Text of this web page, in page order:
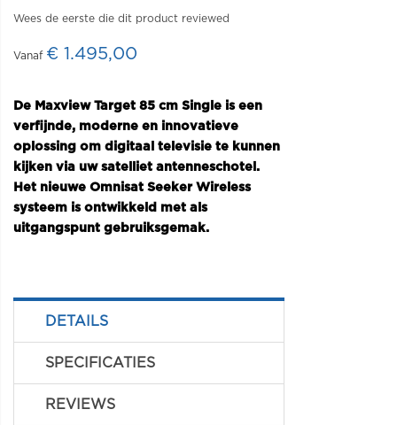
Wees de eerste die dit product reviewed
€ 1.495,00
De Maxview Target 85 cm Single is een
verfijnde, moderne en innovatieve
oplossing om digitaal televisie te kunnen
kijken via uw satelliet antenneschotel.
Het nieuwe Omnisat Seeker Wireless
systeem is ontwikkeld met als
uitgangspunt gebruiksgemak.
DETAILS
SPECIFICATIES
REVIEWS